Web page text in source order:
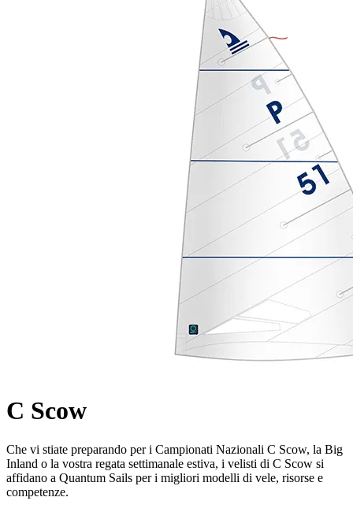
C Scow
Che vi stiate preparando per i Campionati Nazionali C Scow, la Big
Inland o la vostra regata settimanale estiva, i velisti di C Scow si
affidano a Quantum Sails per i migliori modelli di vele, risorse e
competenze.